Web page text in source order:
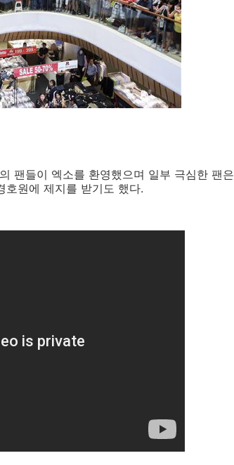
팬들이 엑소를 환영했으며 일부 극심한 팬은
호원에 제지를 받기도 했다.